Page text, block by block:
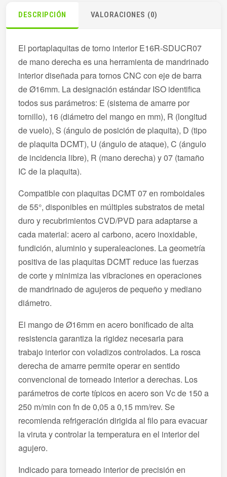
DESCRIPCIÓN VALORACIONES (0)
El portaplaquitas de torno interior E16R-SDUCR07
de mano derecha es una herramienta de mandrinado
interior diseñada para tornos CNC con eje de barra
de Ø16mm. La designación estándar ISO identifica
todos sus parámetros: E (sistema de amarre por
tornillo), 16 (diámetro del mango en mm), R (longitud
de vuelo), S (ángulo de posición de plaquita), D (tipo
de plaquita DCMT), U (ángulo de ataque), C (ángulo
de incidencia libre), R (mano derecha) y 07 (tamaño
IC de la plaquita).
Compatible con plaquitas DCMT 07 en romboidales
de 55°, disponibles en múltiples substratos de metal
duro y recubrimientos CVD/PVD para adaptarse a
cada material: acero al carbono, acero inoxidable,
fundición, aluminio y superaleaciones. La geometría
positiva de las plaquitas DCMT reduce las fuerzas
de corte y minimiza las vibraciones en operaciones
de mandrinado de agujeros de pequeño y mediano
diámetro.
El mango de Ø16mm en acero bonificado de alta
resistencia garantiza la rigidez necesaria para
trabajo interior con voladizos controlados. La rosca
derecha de amarre permite operar en sentido
convencional de torneado interior a derechas. Los
parámetros de corte típicos en acero son Vc de 150 a
250 m/min con fn de 0,05 a 0,15 mm/rev. Se
recomienda refrigeración dirigida al filo para evacuar
la viruta y controlar la temperatura en el interior del
agujero.
Indicado para torneado interior de precisión en